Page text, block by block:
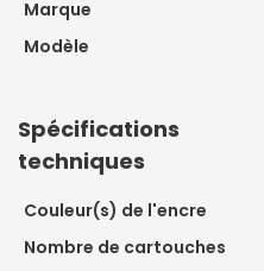
Marque
Modèle
Spécifications
techniques
Couleur(s) de l'encre
Nombre de cartouches